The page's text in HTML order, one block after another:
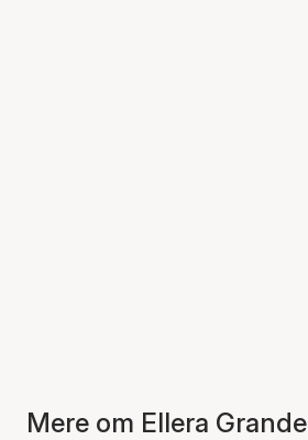
Mere om Ellera Grande